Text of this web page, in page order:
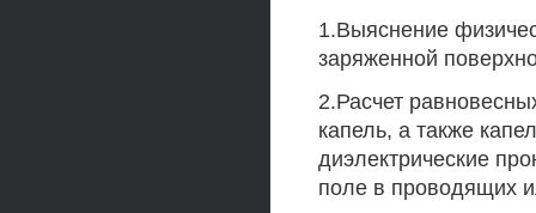
1.Выяснение
заряженной
2.Расчет
капель, а также
диэлектрические
поле в проводящих